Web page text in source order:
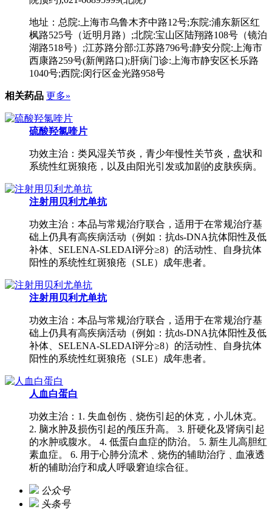
地址：总院:上海市乌鲁木齐中路12号;东院:浦东新区红
枫路525号（近明月路）;北院:宝山区陆翔路108号（镜泊
湖路518号）;江苏路分部:江苏路796号;静安分院:上海市
西康路259号(新闸路口);肝病门诊:上海市静安区长乐路
1040号;西院:闵行区金光路958号
相关药品 更多»
硫酸羟氯喹片
功效主治：类风湿关节炎，青少年慢性关节炎，盘状和
系统性红斑狼疮，以及由阳光引发或加剧的皮肤疾病。
注射用贝利尤单抗
功效主治：本品与常规治疗联合，适用于在常规治疗基
础上仍具有高疾病活动（例如：抗ds-DNA抗体阳性及低
补体、SELENA-SLEDAI评分≥8）的活动性、自身抗体
阳性的系统性红斑狼疮（SLE）成年患者。
注射用贝利尤单抗
功效主治：本品与常规治疗联合，适用于在常规治疗基
础上仍具有高疾病活动（例如：抗ds-DNA抗体阳性及低
补体、SELENA-SLEDAI评分≥8）的活动性、自身抗体
阳性的系统性红斑狼疮（SLE）成年患者。
人血白蛋白
功效主治：1. 失血创伤﹑烧伤引起的休克，小儿休克。
2. 脑水肿及损伤引起的颅压升高。 3. 肝硬化及肾病引起
的水肿或腹水。 4. 低蛋白血症的防治。 5. 新生儿高胆红
素血症。 6. 用于心肺分流术﹑烧伤的辅助治疗﹑血液透
析的辅助治疗和成人呼吸窘迫综合征。
公众号
头条号